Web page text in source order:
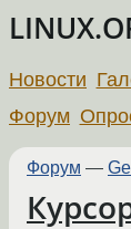
Новости
Форум
Форум —